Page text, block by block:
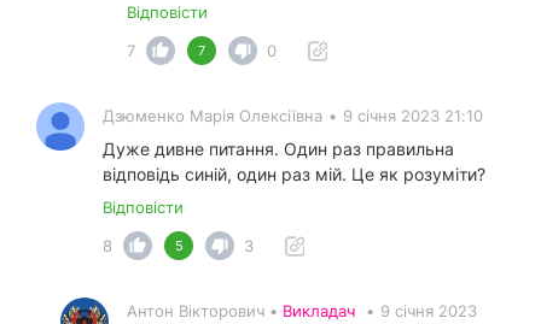
Відповісти
7
7 0
Дзюменко Марія Олексіївна • 9 січня 2023 21:10
Дуже дивне питання. Один раз правильна
відповідь синій, один раз мій. Це як розуміти?
Відповісти
8
5 3
Антон Вікторович • Викладач • 9 січня 2023